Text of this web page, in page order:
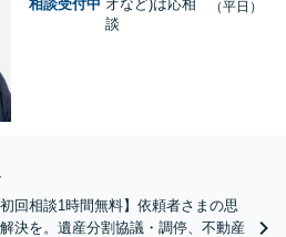
相談受付中 オなど)は応相
談
（平日）
回相談1時間無料】依頼者さまの思
決を。遺産分割協議・調停、不動産